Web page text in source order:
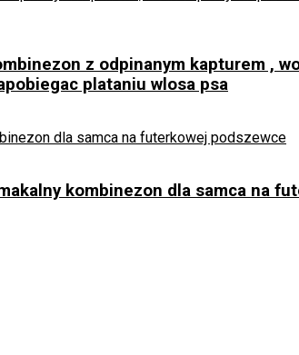
z odpinanym kapturem ,
plataniu wlosa psa
kombinezon dla samca na